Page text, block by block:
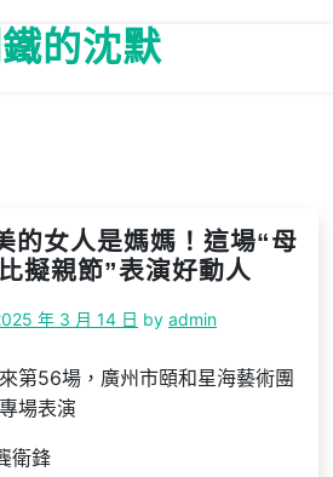
的沈默
的女人是媽媽！這場“母
擬親節”表演好動人
年 3 月 14 日 by admin
第56場，廣州市頤和星海藝術團
場表演
衛鋒